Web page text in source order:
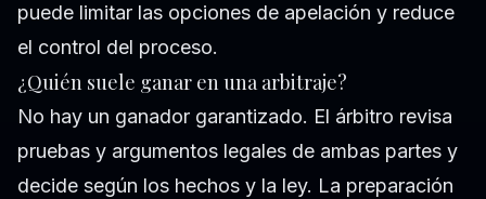
puede limitar las opciones de apelación y reduce
el control del proceso.
¿Quién suele ganar en una arbitraje?
No hay un ganador garantizado. El árbitro revisa
pruebas y argumentos legales de ambas partes y
decide según los hechos y la ley. La preparación